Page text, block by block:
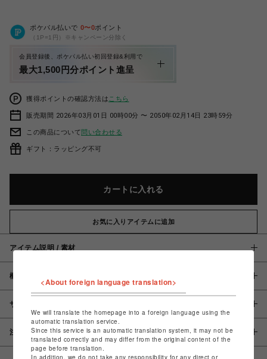
ポケパル払いで 0〜0ポイント
（1P=1円）※キャンペーン分除く
会員登録後、ポケパル払い初回登録&利用で
最大1,500円分ポイント進呈
獲得ポイントの確認方法は こちら
販売期間 2026年03月01日 00時00分 〜 2050年02月14日 23時59分
この商品について問い合わせる
ギフト：ラッピング不可
カートに入れる
お気に入りアイテムに追加
アイテム説明 / 素材
概要
サイズ
注意事項
<About foreign language translation>
We will translate the homepage into a foreign language using the
automatic translation service.
Since this service is an automatic translation system, it may not be
translated correctly and may differ from the original content of the
page before translation.
In addition, we do not take any responsibility for any direct or